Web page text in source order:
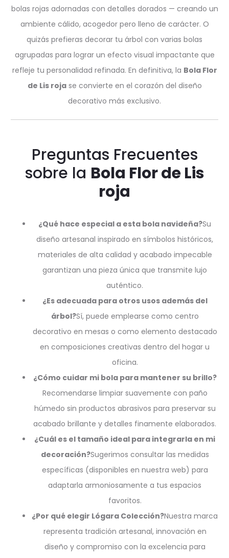
bolas rojas adornadas con detalles dorados — creando un
ambiente cálido, acogedor pero lleno de carácter. O
quizás prefieras decorar tu árbol con varias bolas
agrupadas para lograr un efecto visual impactante que
refleje tu personalidad refinada. En definitiva, la Bola Flor
de Lis rojase convierte en el corazón del diseño
decorativo más exclusivo.
Preguntas Frecuentes
sobre la Bola Flor de Lis
roja
¿Qué hace especial a esta bola navideña?Su
diseño artesanal inspirado en símbolos históricos,
materiales de alta calidad y acabado impecable
garantizan una pieza única que transmite lujo
auténtico.
¿Es adecuada para otros usos además del
árbol?Sí, puede emplearse como centro
decorativo en mesas o como elemento destacado
en composiciones creativas dentro del hogar u
oficina.
¿Cómo cuidar mi bola para mantener su brillo?
Recomendarse limpiar suavemente con paño
húmedo sin productos abrasivos para preservar su
acabado brillante y detalles finamente elaborados.
¿Cuál es el tamaño ideal para integrarla en mi
decoración?Sugerimos consultar las medidas
específicas (disponibles en nuestra web) para
adaptarla armoniosamente a tus espacios
favoritos.
¿Por qué elegir Lógara Colección?Nuestra marca
representa tradición artesanal, innovación en
diseño y compromiso con la excelencia para